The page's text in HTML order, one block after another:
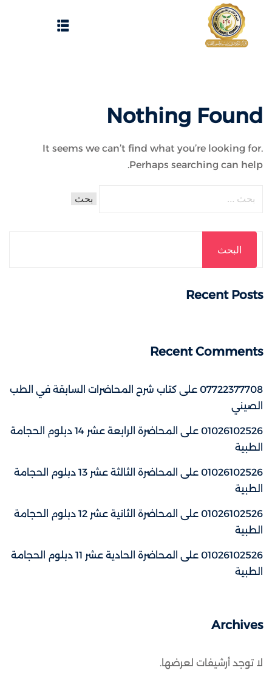
انشاء حساب
الحفلات
Nothing Found
It seems we can’t find what you’re looking for.
Perhaps searching can help.
البحث
Recent Posts
Recent Comments
07722377708 على كتاب شرح المحاضرات السابقة في الطب
الصيني
01026102526 على
المحاضرة الرابعة عشر 14 دبلوم الحجامة
الطبية
01026102526 على
المحاضرة الثالثة عشر 13 دبلوم الحجامة
الطبية
01026102526 على
المحاضرة الثانية عشر 12 دبلوم الحجامة
الطبية
01026102526 على
المحاضرة الحادية عشر 11 دبلوم الحجامة
الطبية
Archives
لا توجد أرشيفات لعرضها.